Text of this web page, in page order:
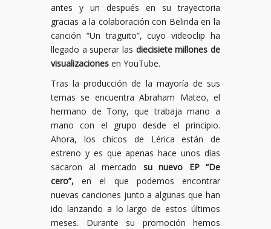
antes y un después en su trayectoria
gracias a la colaboración con Belinda en la
canción “Un traguito”, cuyo videoclip ha
llegado a superar las diecisiete millones de
visualizaciones en YouTube.
Tras la producción de la mayoría de sus
temas se encuentra Abraham Mateo, el
hermano de Tony, que trabaja mano a
mano con el grupo desde el principio.
Ahora, los chicos de Lérica están de
estreno y es que apenas hace unos días
sacaron al mercado su nuevo EP “De
cero”, en el que podemos encontrar
nuevas canciones junto a algunas que han
ido lanzando a lo largo de estos últimos
meses. Durante su promoción hemos